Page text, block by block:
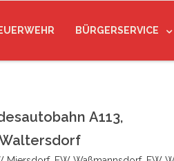
BÜRGERSERVICE
A113,